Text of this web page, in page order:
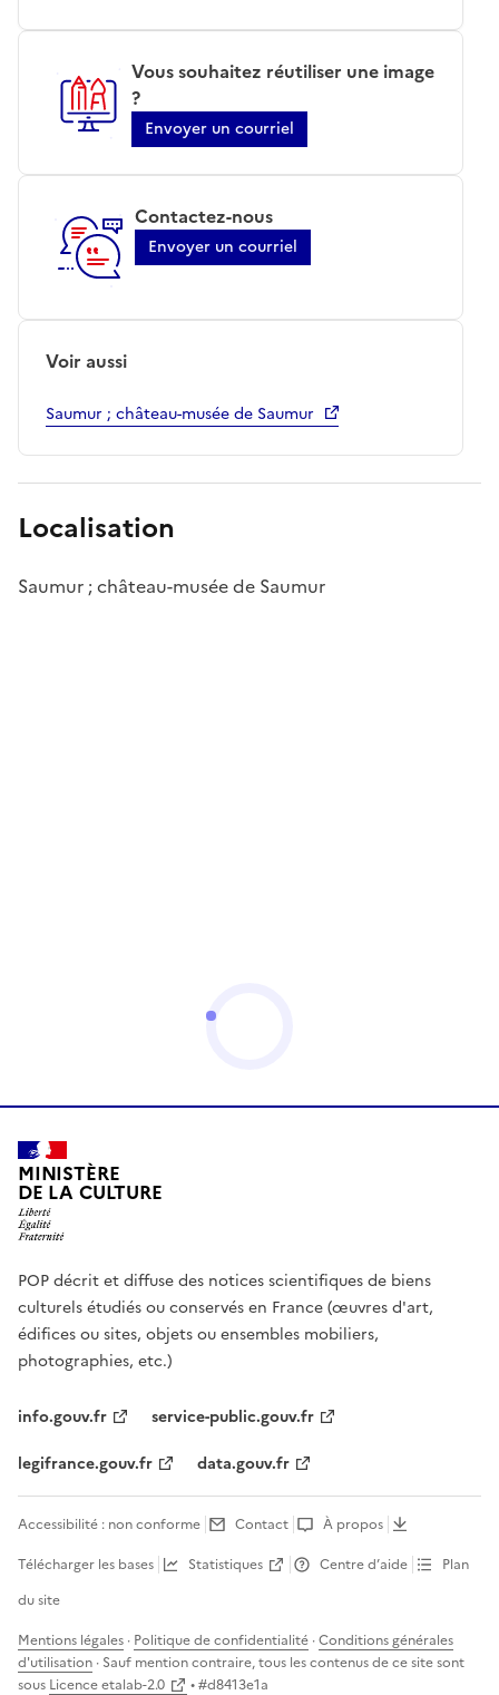
Vous souhaitez réutiliser une image
?
Envoyer un courriel
Contactez-nous
Envoyer un courriel
Voir aussi
Saumur ; château-musée de Saumur
Localisation
Saumur ; château-musée de Saumur
MINISTÈRE
DE LA CULTURE
POP décrit et diffuse des notices scientifiques de biens
culturels étudiés ou conservés en France (œuvres d'art,
édifices ou sites, objets ou ensembles mobiliers,
photographies, etc.)
info.gouv.fr
service-public.gouv.fr
legifrance.gouv.fr
data.gouv.fr
Accessibilité : non conforme Contact
À propos
Télécharger les bases
Statistiques Centre d’aide
Plan
du site
Mentions légales · Politique de confidentialité ·Conditions générales
d'utilisation · Sauf mention contraire, tous les contenus de ce site sont
sous Licence etalab-2.0 • #d8413e1a